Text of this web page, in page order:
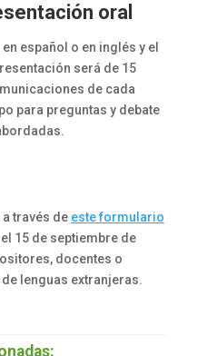
oral
español o en inglés y el
será de 15
de cada
para preguntas y debate
través de este formulario
15 de septiembre de
docentes o
lenguas extranjeras.